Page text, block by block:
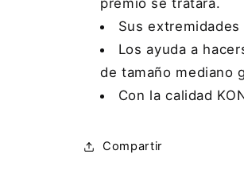
premio se tratara.
Sus
Los ayuda a
de tamaño mediano
Con la calidad
Compartir